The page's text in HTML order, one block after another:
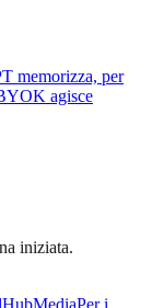
memorizza, per
agisce
iniziata.